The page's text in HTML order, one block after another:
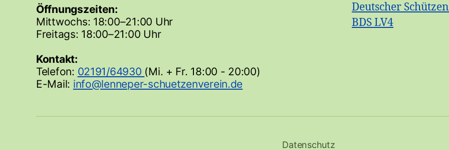
Öffnungszeiten:
Mittwochs: 18:00–21:00 Uhr
Freitags: 18:00–21:00 Uhr
Kontakt:
Telefon: 02191/64930 (Mi. + Fr. 18:00 - 20:00)
E-Mail:
Deutscher
BDS LV4
Datenschutz